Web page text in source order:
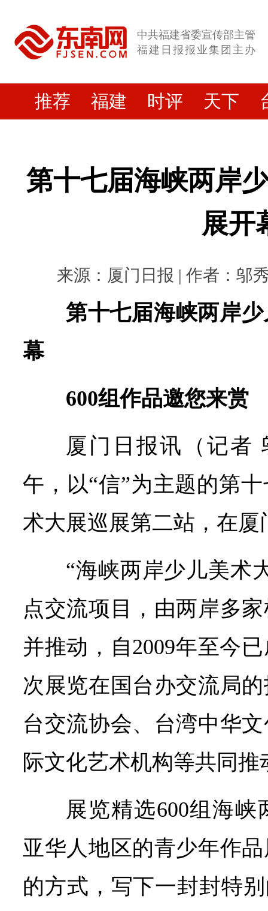
中共福建省委宣传部主管
福建日报报业集团主办
推荐 福建 时评 天下
第十七届海峡两岸
展开
来源：厦门日报 | 作者：邬
第十七届海峡两岸
幕
600组作品邀您来赏
厦门日报讯（记者
午，以“信”为主题的第
术大展巡展第二站，在
“海峡两岸少儿美术
点交流项目，由两岸多
并推动，自2009年至今
次展览在国台办交流局
台交流协会、台湾中华
际文化艺术机构等共同推
展览精选600组海
亚华人地区的青少年作
的方式，写下一封封特